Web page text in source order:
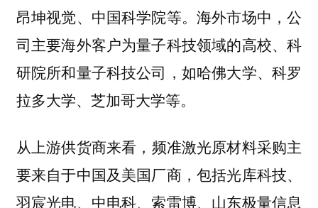
昂坤视觉、中国科学院等。海外市场中，公
司主要海外客户为量子科技领域的高校、科
研院所和量子科技公司，如哈佛大学、科罗
拉多大学、芝加哥大学等。
从上游供货商来看， 频准激光原材料采购主
要来自于中国及美国厂商 ，包括光库科技、
羽宸光电、中电科、索雷博、山东极量信息